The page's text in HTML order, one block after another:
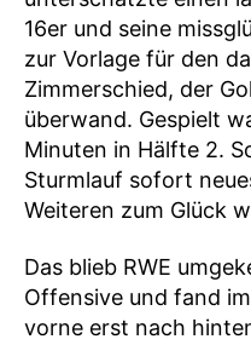
16er und seine
zur Vorlage für den
Zimmerschied, der
überwand. Gespielt
Minuten in Hälfte 2.
Sturmlauf sofort
Weiteren zum Glück
Das blieb RWE
Offensive und fand
vorne erst nach